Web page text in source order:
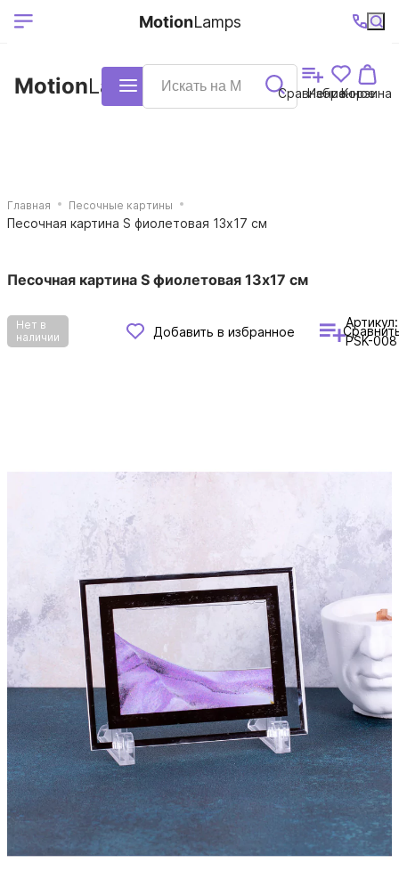
Ваш регион
Выберите ваш
+7 (495)740-
38-68
График
работы
MotionLamps Каталог Сравнение
Избранное
Корзина
MotionLamps
Главная Песочные картины
Песочная картина S фиолетовая 13х17 см
Песочная картина S фиолетовая 13х17 см
Нет в
наличии
Добавить в избранное
Артикул:
PSK-008